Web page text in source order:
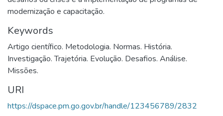
modernização e capacitação.
Keywords
Artigo científico. Metodologia. Normas. História.
Investigação. Trajetória. Evolução. Desafios. Análise.
Missões.
URI
https://dspace.pm.go.gov.br/handle/123456789/2832